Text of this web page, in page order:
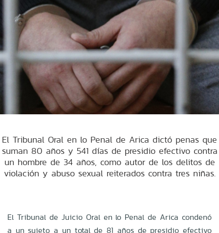
El Tribunal Oral en lo Penal de Arica dictó penas que
suman 80 años y 541 días de presidio efectivo contra
un hombre de 34 años, como autor de los delitos de
violación y abuso sexual reiterados contra tres niñas.
El Tribunal de Juicio Oral en lo Penal de Arica condenó
a un sujeto a un total de 81 años de presidio efectivo